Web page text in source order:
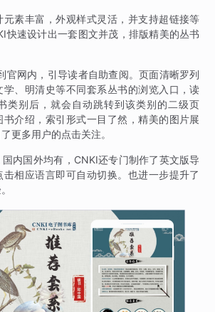
元素丰富，外观样式灵活，并支持超链接等
快速设计出一套图文并茂，排版精美的丛书
官网内，引导读者自助查阅。页面清晰罗列
学、明清史等不同套系丛书的浏览入口，读
类别后，就会自动跳转到该类别的二级页
介绍，索引形式一目了然，精美的图片展
更多用户的点击关注。
内国外均有，CNKI还专门制作了英文版导
相应语言即可自动切换。也进一步提升了